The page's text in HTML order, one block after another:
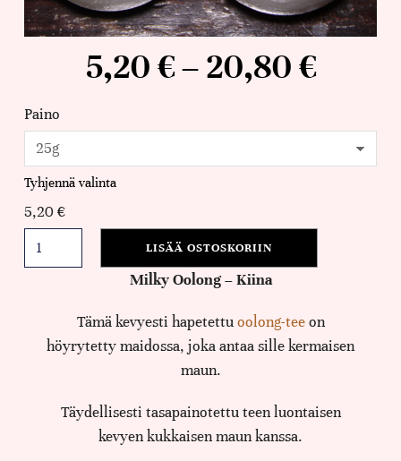
5,20€– 20,80€
Paino
Tyhjennä valinta
5,20€
LISÄÄ OSTOSKORIIN
Milky Oolong – Kiina
Tämä kevyesti hapetettuoolong-teeon
höyrytetty maidossa, joka antaa sille kermaisen
maun.
Täydellisesti tasapainotettu teen luontaisen
kevyen kukkaisen maun kanssa.